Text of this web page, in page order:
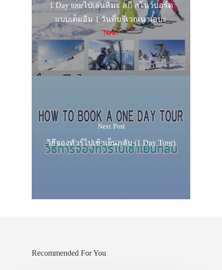
1 Day tourไปเล่นหิมะ สกี สโนว์บอร์ด
แบบเต็มอิ่ม 1 วันที่บริเวณนาเอบะ
New!
Next Post
วิธีจองทัวร์ไปเช้าเย็นกลับ (1 Day Tour)
Recommended For You